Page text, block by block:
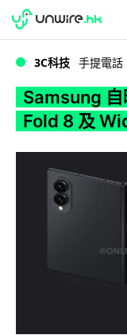
WWDC 2026
3C科技 手提電話
Samsung
Fold 8 及